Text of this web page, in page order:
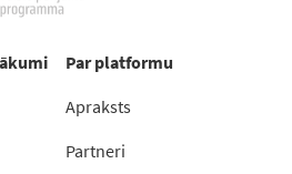
Par platformu
Apraksts
Partneri